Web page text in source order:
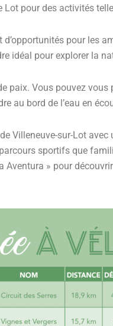
Lot pour des activités
pour
idéal pour explorer la
paix. Vous pouvez
au bord de l’eau en
Villeneuve-sur-Lot
sportifs que
Aventura » pour